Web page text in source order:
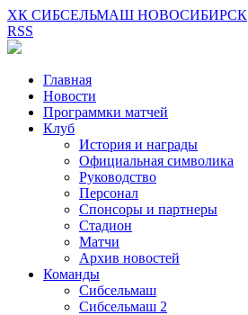
ХК СИБСЕЛЬМАШ НОВОСИБИРСК
RSS
Главная
Новости
Программки матчей
Клуб
История и награды
Официальная символика
Руководство
Персонал
Спонсоры и партнеры
Стадион
Матчи
Архив новостей
Команды
Сибсельмаш
Сибсельмаш 2